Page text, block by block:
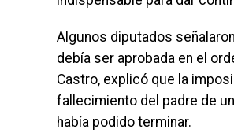
Algunos diputados
debía ser aprobada en el
Castro, explicó que la
fallecimiento del padre de
había podido terminar.